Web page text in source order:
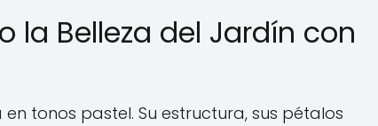
la Belleza del Jardín con
tonos pastel. Su estructura, sus pétalos